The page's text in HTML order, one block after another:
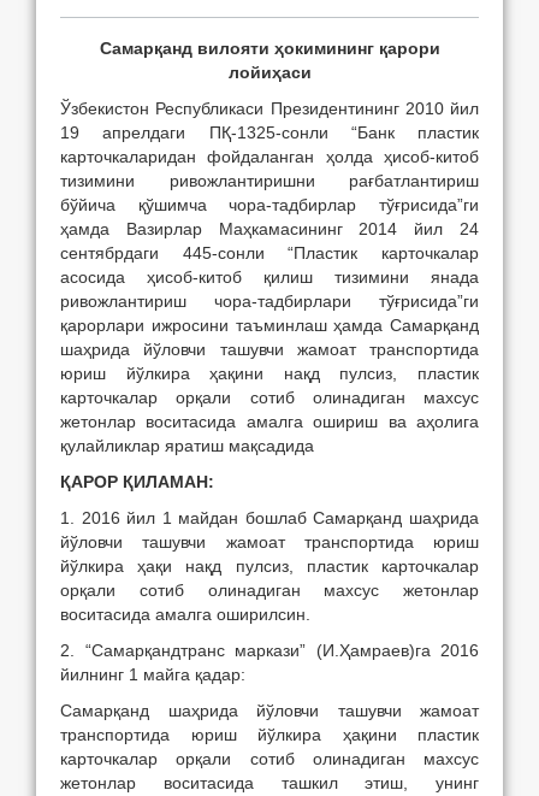
Самарқанд вилояти ҳокимининг қарори
лойиҳаси
Ўзбекистон Республикаси Президентининг 2010 йил
19 апрелдаги ПҚ-1325-сонли “Банк пластик
карточкаларидан фойдаланган ҳолда ҳисоб-китоб
тизимини ривожлантиришни рағбатлантириш
бўйича қўшимча чора-тадбирлар тўғрисида”ги
ҳамда Вазирлар Маҳкамасининг 2014 йил 24
сентябрдаги 445-сонли “Пластик карточкалар
асосида ҳисоб-китоб қилиш тизимини янада
ривожлантириш чора-тадбирлари тўғрисида”ги
қарорлари ижросини таъминлаш ҳамда Самарқанд
шаҳрида йўловчи ташувчи жамоат транспортида
юриш йўлкира ҳақини нақд пулсиз, пластик
карточкалар орқали сотиб олинадиган махсус
жетонлар воситасида амалга ошириш ва аҳолига
қулайликлар яратиш мақсадида
ҚАРОР ҚИЛАМАН:
1. 2016 йил 1 майдан бошлаб Самарқанд шаҳрида
йўловчи ташувчи жамоат транспортида юриш
йўлкира ҳақи нақд пулсиз, пластик карточкалар
орқали сотиб олинадиган махсус жетонлар
воситасида амалга оширилсин.
2. “Самарқандтранс маркази” (И.Ҳамраев)га 2016
йилнинг 1 майга қадар:
Самарқанд шаҳрида йўловчи ташувчи жамоат
транспортида юриш йўлкира ҳақини пластик
карточкалар орқали сотиб олинадиган махсус
жетонлар воситасида ташкил этиш, унинг